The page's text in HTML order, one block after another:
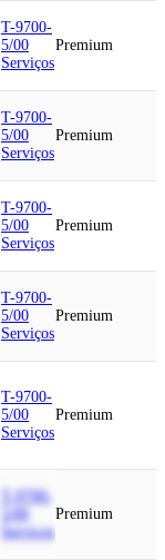
T-9700-
5/00
Serviços
Premium
T-9700-
5/00
Serviços
Premium
T-9700-
5/00
Serviços
Premium
T-9700-
5/00
Serviços
Premium
T-9700-
5/00
Serviços
Premium
T-9700-
Serviços
Premium